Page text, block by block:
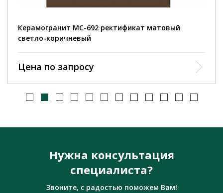
Керамогранит MC-692 ректификат матовый
светло-коричневый
Цена по запросу
Нужна консультация
специалиста?
Звоните, с радостью поможем Вам!